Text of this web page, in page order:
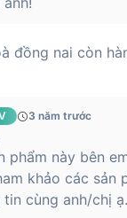
đồng nai còn
3 năm trước
phẩm này bên
khảo các sản
cùng anh/chị ạ.